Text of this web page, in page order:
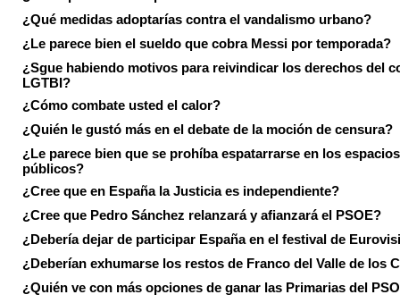
¿Qué medidas adoptarías contra el vandalismo urbano?
¿Le parece bien el sueldo que cobra Messi por temporada?
¿Sgue habiendo motivos para reivindicar los derechos del
LGTBI?
¿Cómo combate usted el calor?
¿Quién le gustó más en el debate de la moción de censura?
¿Le parece bien que se prohíba espatarrarse en los espacios
públicos?
¿Cree que en España la Justicia es independiente?
¿Cree que Pedro Sánchez relanzará y afianzará el PSOE?
¿Debería dejar de participar España en el festival de
¿Deberían exhumarse los restos de Franco del Valle de los
¿Quién ve con más opciones de ganar las Primarias del